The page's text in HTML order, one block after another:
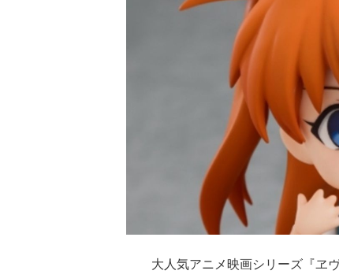
大人気アニメ映画シリーズ『ヱ